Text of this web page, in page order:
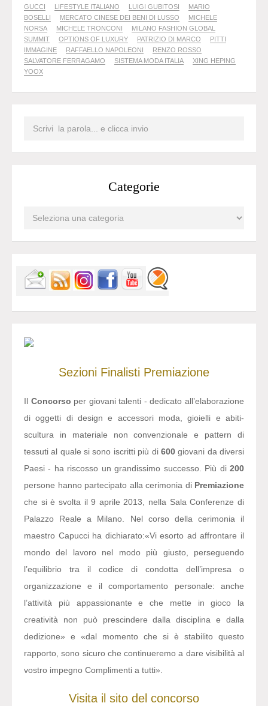
GUCCI
LIFESTYLE ITALIANO LUIGI GUBITOSI
MARIO
BOSELLI
MERCATO CINESE DEI BENI DI LUSSO
MICHELE
NORSA
MICHELE TRONCONI
MILANO FASHION GLOBAL
SUMMIT
OPTIONS OF LUXURY PATRIZIO DI MARCO
PITTI
IMMAGINE
RAFFAELLO NAPOLEONI
RENZO ROSSO
SALVATORE FERRAGAMO
SISTEMA MODA ITALIA
XING HEPING
YOOX
Categorie
Sezioni Finalisti Premiazione
Il Concorso per giovani talenti - dedicato all’elaborazione
di oggetti di design e accessori moda, gioielli e abiti-
scultura in materiale non convenzionale e pattern di
tessuti al quale si sono iscritti più di 600giovani da diversi
Paesi - ha riscosso un grandissimo successo. Più di 200
persone hanno partecipato alla cerimonia di Premiazione
che si è svolta il 9 aprile 2013, nella Sala Conferenze di
Palazzo Reale a Milano. Nel corso della cerimonia il
maestro Capucci ha dichiarato:«Vi esorto ad affrontare il
mondo del lavoro nel modo più giusto, perseguendo
l’equilibrio tra il codice di condotta dell’impresa o
organizzazione e il comportamento personale: anche
l’attività più appassionante e che mette in gioco la
creatività non può prescindere dalla disciplina e dalla
dedizione» e «dal momento che si è stabilito questo
rapporto, sono sicuro che continueremo a dare visibilità al
vostro impegno Complimenti a tutti».
Visita il sito del concorso